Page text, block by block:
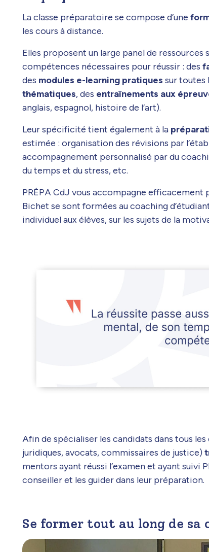
La classe préparatoire se compose d’une
les cours à distance.
Elles proposent un large panel de
compétences nécessaires pour réussir : des
des modules e-learning pratiques sur toutes
thématiques, des entraînements aux
anglais, espagnol, histoire de l’art).
Leur spécificité tient également à la
estimée : organisation des révisions par
accompagnement personnalisé par du
du temps et du stress, etc.
PRÉPA CdJ vous accompagne efficacement
Bichet se sont formées au coaching
individuel aux élèves, sur les sujets de la
Afin de spécialiser les candidats dans tous les
juridiques, avocats, commissaires de justice)
mentors ayant réussi l’examen et ayant suivi
conseiller et les guider dans leur préparation.
Se former tout au long de sa